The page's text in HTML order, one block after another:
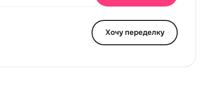
Хочу переделку